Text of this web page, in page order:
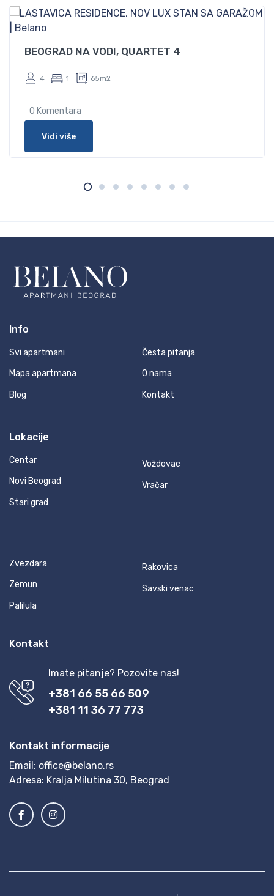
Od 75
BEOGRAD NA VODI, QUARTET 4
4 1 65m2
0 Komentara
Vidi više
Info
Svi apartmani
Mapa apartmana
Blog
Česta pitanja
O nama
Kontakt
Lokacije
Centar
Novi Beograd
Stari grad
Voždovac
Vračar
Zvezdara
Zemun
Palilula
Rakovica
Savski venac
Kontakt
Imate pitanje? Pozovite nas!
+381 66 55 66 509
+381 11 36 77 773
Kontakt informacije
Email: office@belano.rs
Adresa: Kralja Milutina 30, Beograd